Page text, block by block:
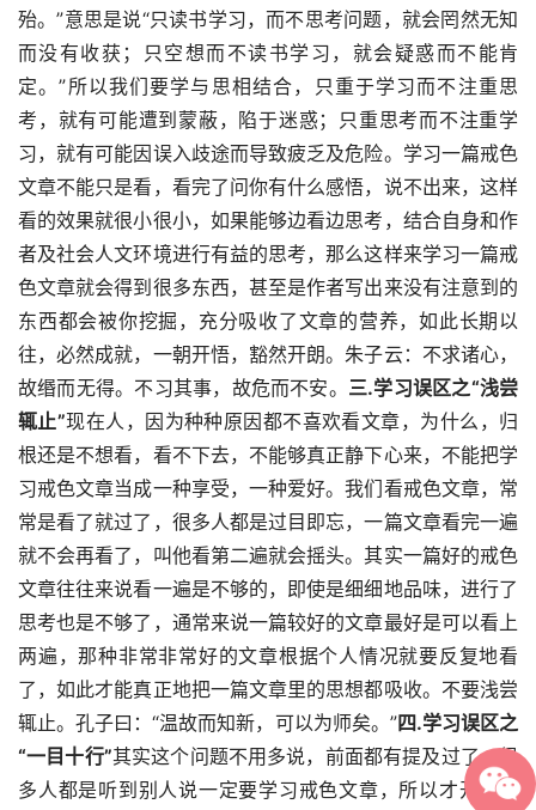
殆。”意思是说“只读书学习，而不思考问题，就会罔然无知
而没有收获；只空想而不读书学习，就会疑惑而不能肯
定。”所以我们要学与思相结合，只重于学习而不注重思
考，就有可能遭到蒙蔽，陷于迷惑；只重思考而不注重学
习，就有可能因误入歧途而导致疲乏及危险。学习一篇戒色
文章不能只是看，看完了问你有什么感悟，说不出来，这样
看的效果就很小很小，如果能够边看边思考，结合自身和作
者及社会人文环境进行有益的思考，那么这样来学习一篇戒
色文章就会得到很多东西，甚至是作者写出来没有注意到的
东西都会被你挖掘，充分吸收了文章的营养，如此长期以
往，必然成就，一朝开悟，豁然开朗。朱子云：不求诸心，
故缗而无得。不习其事，故危而不安。 三.学习误区之“浅尝
辄止”现在人，因为种种原因都不喜欢看文章，为什么，归
根还是不想看，看不下去，不能够真正静下心来，不能把学
习戒色文章当成一种享受，一种爱好。我们看戒色文章，常
常是看了就过了，很多人都是过目即忘，一篇文章看完一遍
就不会再看了，叫他看第二遍就会摇头。其实一篇好的戒色
文章往往来说看一遍是不够的，即使是细细地品味，进行了
思考也是不够了，通常来说一篇较好的文章最好是可以看上
两遍，那种非常非常好的文章根据个人情况就要反复地看
了，如此才能真正地把一篇文章里的思想都吸收。不要浅尝
辄止。孔子曰：“温故而知新，可以为师矣。”四.学习误区之
“一目十行”其实这个问题不用多说，前面都有提及过了，很
多人都是听到别人说一定要学习戒色文章，所以才开始学